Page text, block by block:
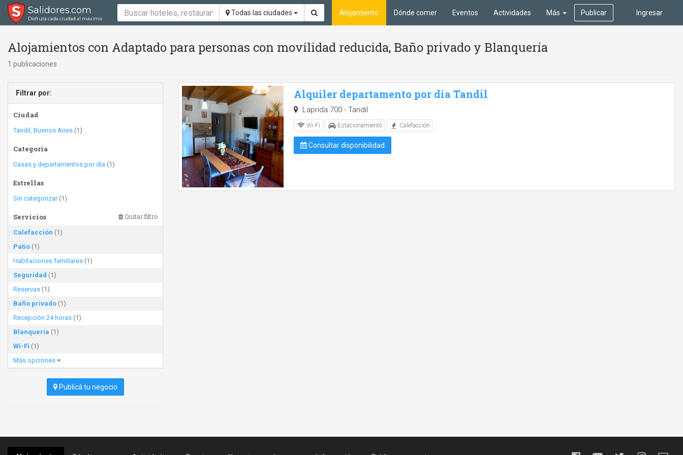
Salidores.com
Disfrutá cada ciudad al máximo
Todas las ciudades Ingresar
Alojamiento Dónde comer Eventos Actividades Más Publicar
Alojamientos con Adaptado para personas con movilidad reducida, Baño privado y Blanquería
1 publicaciones
Filtrar por:
Ciudad
Tandil, Buenos Aires (1)
Categoría
Casas y departamentos por día (1)
Estrellas
Sin categorizar(1)
Servicios Quitar filtro
Calefacción (1)
Patio (1)
Habitaciones familiares (1)
Seguridad (1)
Reservas (1)
Baño privado (1)
Recepción 24 horas (1)
Blanquería (1)
Wi-Fi (1)
Más opciones
Publicá tu negocio
Alquiler departamento por dia Tandil
Laprida 700 - Tandil
Wi-Fi Estacionamiento Calefacción
Consultar disponibilidad